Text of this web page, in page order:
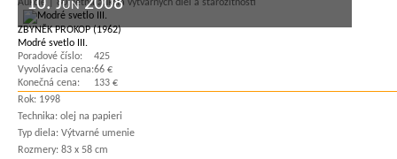
Aukcie | 80. letná aukcia výtvarných diel a starožitností
ZBYNĚK PROKOP (1962)
Modré svetlo III.
Poradové číslo:
425
Vyvolávacia cena:66 €
Konečná cena:
133 €
Rok: 1998
Technika: olej na papieri
Typ diela: Výtvarné umenie
Rozmery: 83 x 58 cm